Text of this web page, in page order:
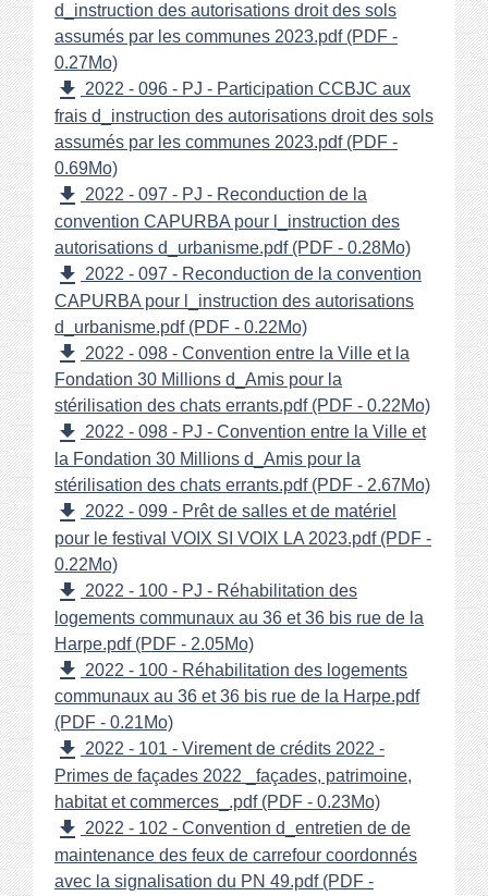
d_instruction des autorisations droit des sols
assumés par les communes 2023.pdf (PDF -
0.27Mo)
file_download 2022 - 096 - PJ - Participation CCBJC aux
frais d_instruction des autorisations droit des sols
assumés par les communes 2023.pdf (PDF -
0.69Mo)
file_download 2022 - 097 - PJ - Reconduction de la
convention CAPURBA pour l_instruction des
autorisations d_urbanisme.pdf (PDF - 0.28Mo)
file_download 2022 - 097 - Reconduction de la convention
CAPURBA pour l_instruction des autorisations
d_urbanisme.pdf (PDF - 0.22Mo)
file_download 2022 - 098 - Convention entre la Ville et la
Fondation 30 Millions d_Amis pour la
stérilisation des chats errants.pdf (PDF - 0.22Mo)
file_download 2022 - 098 - PJ - Convention entre la Ville et
la Fondation 30 Millions d_Amis pour la
stérilisation des chats errants.pdf (PDF - 2.67Mo)
file_download 2022 - 099 - Prêt de salles et de matériel
pour le festival VOIX SI VOIX LA 2023.pdf (PDF -
0.22Mo)
file_download 2022 - 100 - PJ - Réhabilitation des
logements communaux au 36 et 36 bis rue de la
Harpe.pdf (PDF - 2.05Mo)
file_download 2022 - 100 - Réhabilitation des logements
communaux au 36 et 36 bis rue de la Harpe.pdf
(PDF - 0.21Mo)
file_download 2022 - 101 - Virement de crédits 2022 -
Primes de façades 2022 _façades, patrimoine,
habitat et commerces_.pdf (PDF - 0.23Mo)
file_download 2022 - 102 - Convention d_entretien de de
maintenance des feux de carrefour coordonnés
avec la signalisation du PN 49.pdf (PDF -